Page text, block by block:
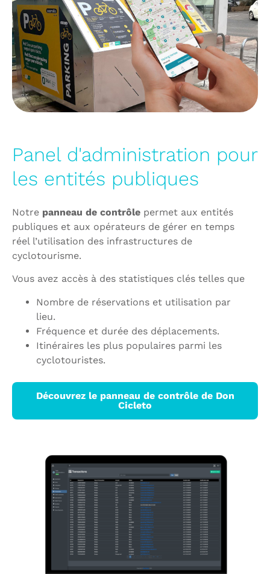
Panel d'administration pour
les entités publiques
Notre panneau de contrôle permet aux entités
publiques et aux opérateurs de gérer en temps
réel l’utilisation des infrastructures de
cyclotourisme.
Vous avez accès à des statistiques clés telles que
Nombre de réservations et utilisation par
lieu.
Fréquence et durée des déplacements.
Itinéraires les plus populaires parmi les
cyclotouristes.
Découvrez le panneau de contrôle de Don
Cicleto